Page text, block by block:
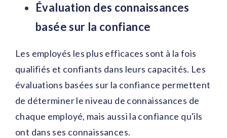
Évaluation des connaissances
basée sur la confiance
Les employés les plus efficaces sont à la fois
qualifiés et confiants dans leurs capacités. Les
évaluations basées sur la confiance permettent
de déterminer le niveau de connaissances de
chaque employé, mais aussi la confiance qu'ils
ont dans ses connaissances.